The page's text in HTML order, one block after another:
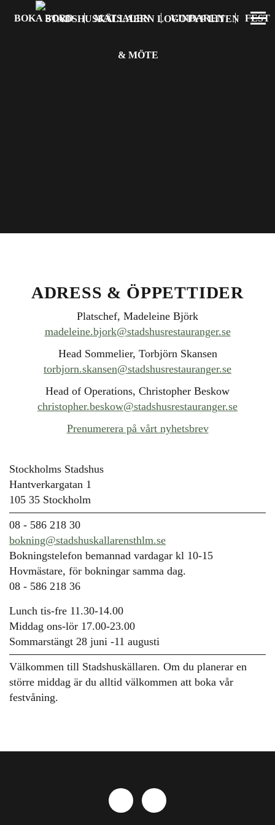
BOKA BORD MATSALEN VINBAREN FEST
& MÖTE
ADRESS & ÖPPETTIDER
Platschef, Madeleine Björk
madeleine.bjork@stadshusrestauranger.se
Head Sommelier, Torbjörn Skansen
torbjorn.skansen@stadshusrestauranger.se
Head of Operations, Christopher Beskow
christopher.beskow@stadshusrestauranger.se
Prenumerera på vårt nyhetsbrev
Stockholms Stadshus
Hantverkargatan 1
105 35 Stockholm
08 - 586 218 30
bokning@stadshuskallarensthlm.se
Bokningstelefon bemannad vardagar kl 10-15
Hovmästare, för bokningar samma dag.
08 - 586 218 36
Lunch tis-fre 11.30-14.00
Middag ons-lör 17.00-23.00
Sommarstängt 28 juni -11 augusti
Välkommen till Stadshuskällaren. Om du planerar en
större middag är du alltid välkommen att boka vår
festvåning.